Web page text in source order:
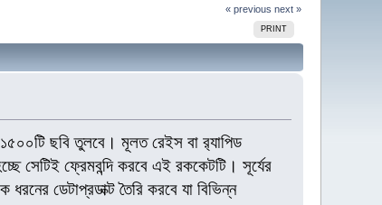
« previous next »
PRINT
ছবি তুলবে। মূলত রেইস বা র‍্যাপিড
সেটিই ফ্রেমবন্দি করবে এই রককেটটি। সূর্যের
ডেটাপ্রডাক্ট তৈরি করবে যা বিভিন্ন